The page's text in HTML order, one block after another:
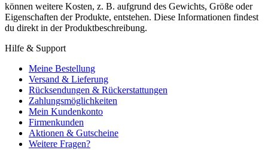
können weitere Kosten, z. B. aufgrund des Gewichts, Größe oder
Eigenschaften der Produkte, entstehen. Diese Informationen findest
du direkt in der Produktbeschreibung.
Hilfe & Support
Meine Bestellung
Versand & Lieferung
Rücksendungen & Rückerstattungen
Zahlungsmöglichkeiten
Mein Kundenkonto
Firmenkunden
Aktionen & Gutscheine
Weitere Fragen?